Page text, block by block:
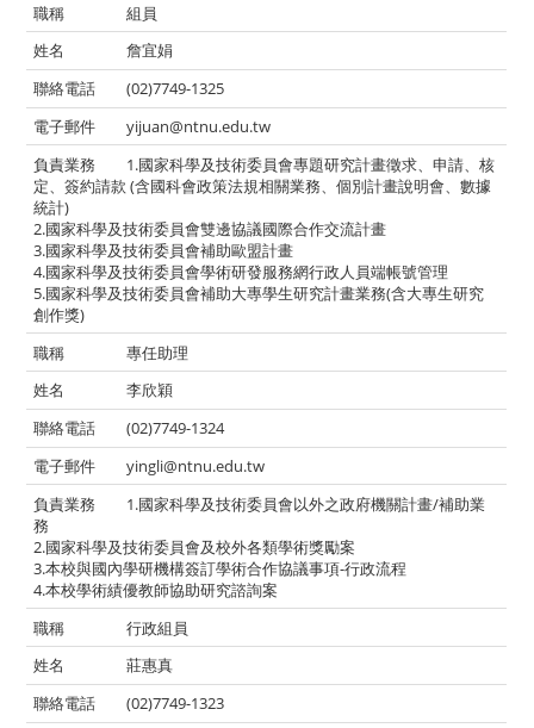
組員
詹宜娟
(02)7749-1325
yijuan@ntnu.edu.tw
1.國家科學及技術委員會專題研究計畫徵求、申請、核
定、簽約請款 (含國科會政策法規相關業務、個別計畫說明會、數據
統計)
2.國家科學及技術委員會雙邊協議國際合作交流計畫
3.國家科學及技術委員會補助歐盟計畫
4.國家科學及技術委員會學術研發服務網行政人員端帳號管理
5.國家科學及技術委員會補助大專學生研究計畫業務(含大專生研究
創作獎)
專任助理
李欣穎
(02)7749-1324
yingli@ntnu.edu.tw
1.國家科學及技術委員會以外之政府機關計畫/補助業
務
2.國家科學及技術委員會及校外各類學術獎勵案
3.本校與國內學研機構簽訂學術合作協議事項-行政流程
4.本校學術績優教師協助研究諮詢案
行政組員
莊惠真
(02)7749-1323